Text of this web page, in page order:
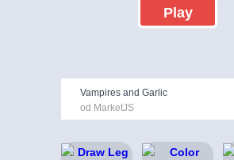
Play
Vampires and Garlic
od MarketJS